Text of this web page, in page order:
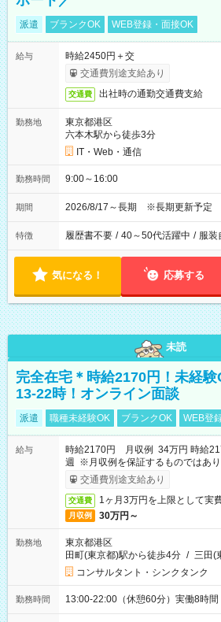
派遣 ブランクOK WEB登録・面接OK
給与
時給2450円＋交
交通費別途支給あり
交通費 出社時の通勤交通費支給
勤務地
東京都港区
六本木駅から徒歩3分
IT・Web・通信
勤務時間 9:00～16:00
期間 2026/8/17～長期 ※長期更新予定
特徴 履歴書不要 / 40～50代活躍中 / 服装
気になる！ 応募する
未読
完全在宅＊時給2170円！未経
13-22時！オンライン面談
派遣 職種未経験OK ブランクOK WEB登
給与
時給2170円 月収例 34万円 時給
週 ※月収例を保証するものではあ
ービス利用可（利用条件有）
交通費別途支給あり
交通費 1ヶ月3万円を上限として実
月収例 30万円～
勤務地
東京都港区
田町(東京都)駅から徒歩4分 / 三田(
コンサルタント・シンクタンク
勤務時間 13:00-22:00（休憩60分）実働8時間